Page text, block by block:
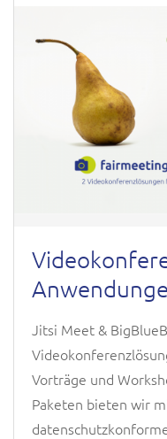
Jitsi Meet &
Vorträge und
Paketen bieten wir